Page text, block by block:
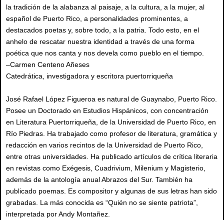
la tradición de la alabanza al paisaje, a la cultura, a la mujer, al
español de Puerto Rico, a personalidades prominentes, a
destacados poetas y, sobre todo, a la patria. Todo esto, en el
anhelo de rescatar nuestra identidad a través de una forma
poética que nos canta y nos devela como pueblo en el tiempo.
–Carmen Centeno Añeses
Catedrática, investigadora y escritora puertorriqueña
José Rafael López Figueroa es natural de Guaynabo, Puerto Rico.
Posee un Doctorado en Estudios Hispánicos, con concentración
en Literatura Puertorriqueña, de la Universidad de Puerto Rico, en
Río Piedras. Ha trabajado como profesor de literatura, gramática y
redacción en varios recintos de la Universidad de Puerto Rico,
entre otras universidades. Ha publicado artículos de crítica literaria
en revistas como Exégesis, Cuadrivium, Milenium y Magisterio,
además de la antología anual Abrazos del Sur. También ha
publicado poemas. Es compositor y algunas de sus letras han sido
grabadas. La más conocida es “Quién no se siente patriota”,
interpretada por Andy Montañez.